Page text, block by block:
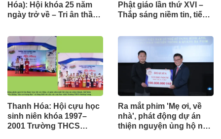
Hóa): Hội khóa 25 năm
ngày trở về – Tri ân thầy
dưới mái trường xưa
Phật giáo lần thứ XVI –
Thắp sáng niềm tin, tiếp
Thanh Hóa: Hội cựu học
sinh niên khóa 1997–
2001 Trường THCS
Ra mắt phim 'Mẹ ơi, về
nhà', phát động dự án
thiện nguyện ủng hộ nạn